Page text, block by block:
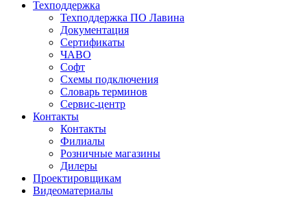
Техподдержка
Техподдержка ПО Лавина
Документация
Сертификаты
ЧАВО
Софт
Схемы подключения
Словарь терминов
Сервис-центр
Контакты
Контакты
Филиалы
Розничные магазины
Дилеры
Проектировщикам
Видеоматериалы